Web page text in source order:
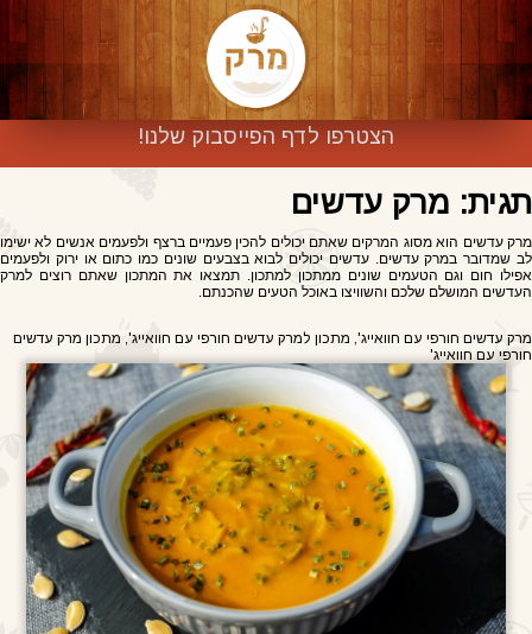
הצטרפו לדף הפייסבוק שלנו!
תגית: מרק עדשים
מרק עדשים הוא מסוג המרקים שאתם יכולים להכין פעמיים ברצף ולפעמים אנשים לא ישימו
לב שמדובר במרק עדשים. עדשים יכולים לבוא בצבעים שונים כמו כתום או ירוק ולפעמים
אפילו חום וגם הטעמים שונים ממתכון למתכון. תמצאו את המתכון שאתם רוצים למרק
העדשים המושלם שלכם והשוויצו באוכל הטעים שהכנתם.
מרק עדשים חורפי עם חוואייג', מתכון למרק עדשים חורפי עם חוואייג', מתכון מרק עדשים
חורפי עם חוואייג'